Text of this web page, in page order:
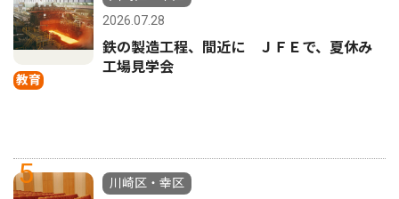
教育
2026.07.28
鉄の製造工程、間近に ＪＦＥで、夏休み
工場見学会
5
川崎区・幸区